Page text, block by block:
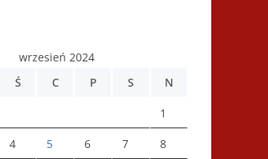
wrzesień 2024
Ś C P S N
1
4 5 6 7 8